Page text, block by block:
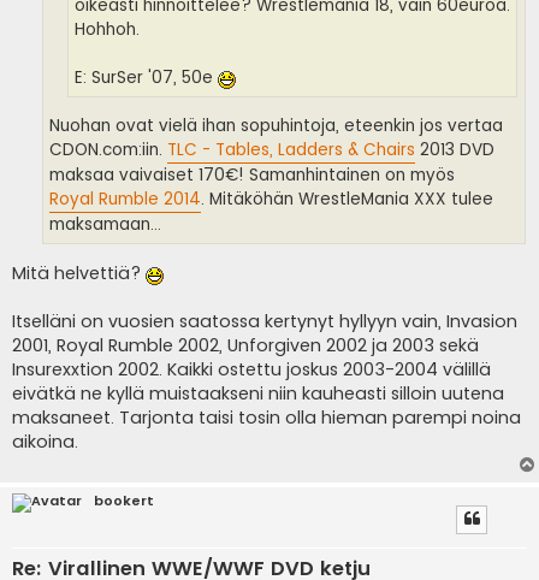
oikeasti hinnoittelee? Wrestlemania 18, vain 60euroa.
Hohhoh.
E: SurSer '07, 50e
Nuohan ovat vielä ihan sopuhintoja, eteenkin jos vertaa
CDON.com:iin. TLC - Tables, Ladders & Chairs 2013 DVD
maksaa vaivaiset 170€! Samanhintainen on myös
Royal Rumble 2014. Mitäköhän WrestleMania XXX tulee
maksamaan...
Mitä helvettiä?
Itselläni on vuosien saatossa kertynyt hyllyyn vain, Invasion
2001, Royal Rumble 2002, Unforgiven 2002 ja 2003 sekä
Insurexxtion 2002. Kaikki ostettu joskus 2003-2004 välillä
eivätkä ne kyllä muistaakseni niin kauheasti silloin uutena
maksaneet. Tarjonta taisi tosin olla hieman parempi noina
aikoina.
bookert
Re: Virallinen WWE/WWF DVD ketju